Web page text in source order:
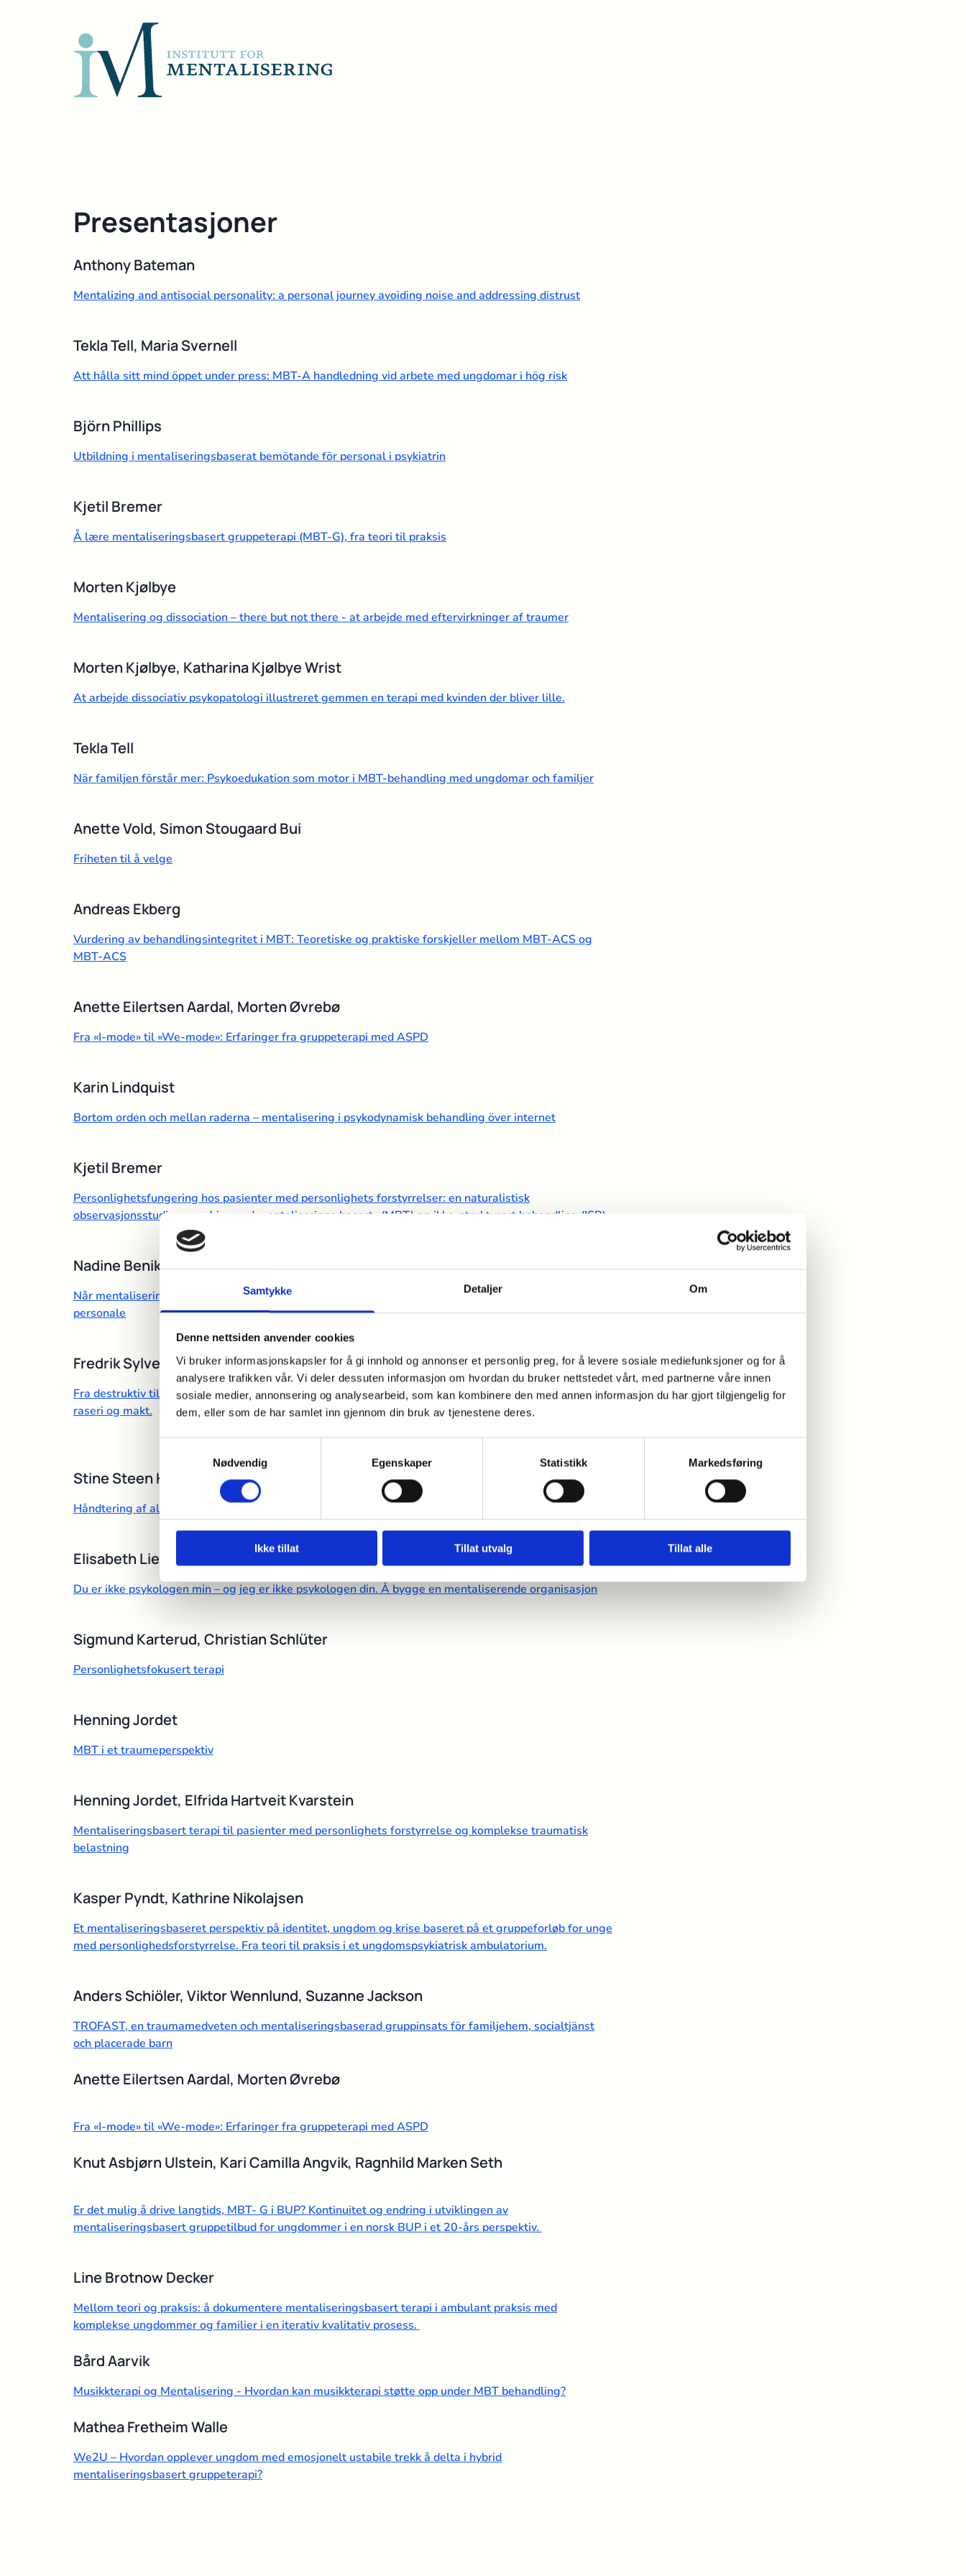
Samtykke Detaljer Om
Denne nettsiden anvender cookies
Vi bruker informasjonskapsler for å gi innhold og annonser et personlig preg, for å levere sosiale mediefunksjoner og for å
analysere trafikken vår. Vi deler dessuten informasjon om hvordan du bruker nettstedet vårt, med partnerne våre innen
sosiale medier, annonsering og analysearbeid, som kan kombinere den med annen informasjon du har gjort tilgjengelig for
dem, eller som de har samlet inn gjennom din bruk av tjenestene deres.
Nødvendig
Egenskaper Statistikk Markedsføring
Ikke tillat Tillat utvalg Tillat alle
Presentasjoner
Anthony Bateman
Mentalizing and antisocial personality: a personal journey avoiding noise and addressing distrust
Tekla Tell, Maria Svernell
Att hålla sitt mind öppet under press: MBT-A handledning vid arbete med ungdomar i hög risk
Björn Phillips
Utbildning i mentaliseringsbaserat bemötande för personal i psykiatrin
Kjetil Bremer
Å lære mentaliseringsbasert gruppeterapi (MBT-G), fra teori til praksis
Morten Kjølbye
Mentalisering og dissociation – there but not there - at arbejde med eftervirkninger af traumer
Morten Kjølbye, Katharina Kjølbye Wrist
At arbejde dissociativ psykopatologi illustreret gemmen en terapi med kvinden der bliver lille.
Tekla Tell
När familjen förstår mer: Psykoedukation som motor i MBT-behandling med ungdomar och familjer
Anette Vold, Simon Stougaard Bui
Friheten til å velge
Andreas Ekberg
Vurdering av behandlingsintegritet i MBT: Teoretiske og praktiske forskjeller mellom MBT-ACS og
MBT-ACS
Anette Eilertsen Aardal, Morten Øvrebø
Fra «I-mode» til «We-mode»: Erfaringer fra gruppeterapi med ASPD
Karin Lindquist
Bortom orden och mellan raderna – mentalisering i psykodynamisk behandling över internet
Kjetil Bremer
Personlighetsfungering hos pasienter med personlighets forstyrrelser: en naturalistisk
observasjonsstudie av endring ved mentaliserings basert- (MBT) og ikke-strukturert behandling (ISB)
Nadine Benike Bernsten Høyer
Når mentalisering svækkes i systemet: Affektivt pres, arbejdsvilkår og konsekvenser for patienter og
personale
Fredrik Sylvester Jensen
Fra destruktiv til ikke-vitende ledelse: Et mentaliseringsbasert perspektiv på narsissistisk sårbarhet,
raseri og makt.
Stine Steen Høgenhaug
Håndtering af alliancebrud i intense behandlingsøjeblikke i arbejdet med personligheds forstyrrelse
Elisabeth Lied Gikling
Du er ikke psykologen min – og jeg er ikke psykologen din. Å bygge en mentaliserende organisasjon
Sigmund Karterud, Christian Schlüter
Personlighetsfokusert terapi
Henning Jordet
MBT i et traumeperspektiv
Henning Jordet, Elfrida Hartveit Kvarstein
Mentaliseringsbasert terapi til pasienter med personlighets forstyrrelse og komplekse traumatisk
belastning
Kasper Pyndt, Kathrine Nikolajsen
Et mentaliseringsbaseret perspektiv på identitet, ungdom og krise baseret på et gruppeforløb for unge
med personlighedsforstyrrelse. Fra teori til praksis i et ungdomspsykiatrisk ambulatorium.
Anders Schiöler, Viktor Wennlund, Suzanne Jackson
TROFAST, en traumamedveten och mentaliseringsbaserad gruppinsats för familjehem, socialtjänst
och placerade barn
Anette Eilertsen Aardal, Morten Øvrebø
Fra «I-mode» til «We-mode»: Erfaringer fra gruppeterapi med ASPD
Knut Asbjørn Ulstein, Kari Camilla Angvik, Ragnhild Marken Seth
Er det mulig å drive langtids, MBT- G i BUP? Kontinuitet og endring i utviklingen av
mentaliseringsbasert gruppetilbud for ungdommer i en norsk BUP i et 20-års perspektiv.
Line Brotnow Decker
Mellom teori og praksis: å dokumentere mentaliseringsbasert terapi i ambulant praksis med
komplekse ungdommer og familier i en iterativ kvalitativ prosess.
Bård Aarvik
Musikkterapi og Mentalisering - Hvordan kan musikkterapi støtte opp under MBT behandling?
Mathea Fretheim Walle
We2U – Hvordan opplever ungdom med emosjonelt ustabile trekk å delta i hybrid
mentaliseringsbasert gruppeterapi?